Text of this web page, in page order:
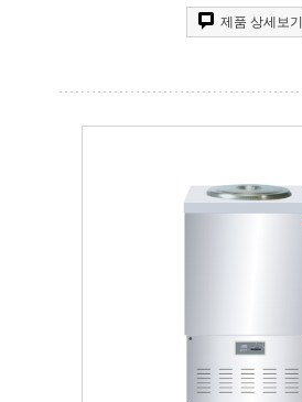
제품 상세보기